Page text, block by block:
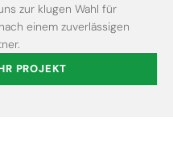
zur klugen Wahl für
einem zuverlässigen
PROJEKT